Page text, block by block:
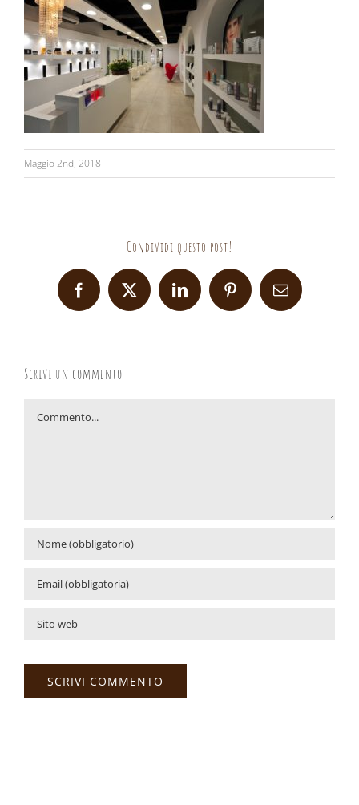
Maggio 2nd, 2018
Condividi questo post!
Facebook
X LinkedInPinterestEmail
Scrivi un commento